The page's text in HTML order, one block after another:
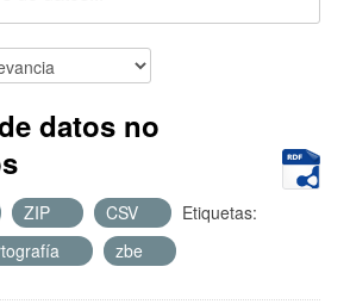
datos no
ZIP CSV
Etiquetas:
zbe